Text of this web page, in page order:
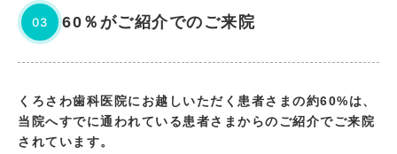
03 60％がご紹介でのご来院
くろさわ歯科医院にお越しいただく患者さまの約60%は、
当院へすでに通われている患者さまからのご紹介でご来院
されています。